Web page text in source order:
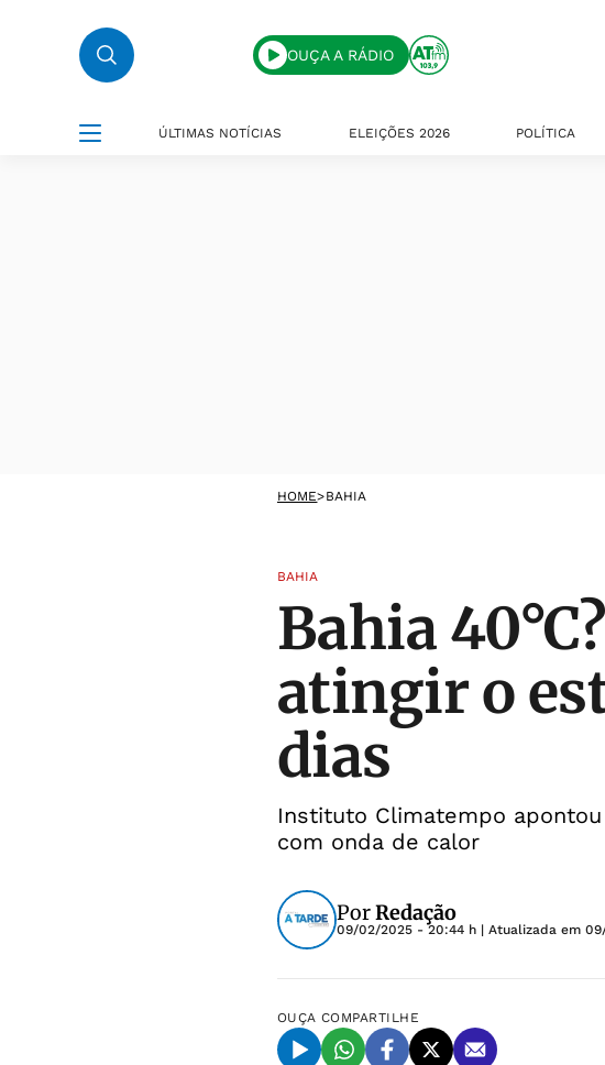
OUÇA A RÁDIO
ÚLTIMAS NOTÍCIAS ELEIÇÕES 2026 POLÍTICA
HOME>BAHIA
BAHIA
Bahia
atingir o
dias
Instituto Climatempo
com onda de calor
PorRedação
09/02/2025 - 20:44 h | Atualizada em
OUÇA COMPARTILHE